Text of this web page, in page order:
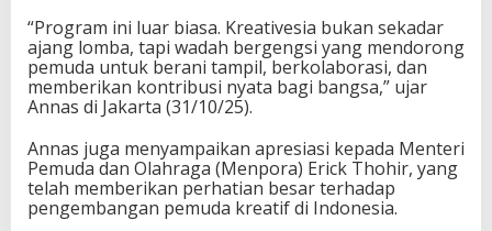
P
e
m
u
d
a
K
r
e
a
t
“Program ini luar biasa. Kreativesia bukan sekadar
ajang lomba, tapi wadah bergengsi yang mendorong
pemuda untuk berani tampil, berkolaborasi, dan
memberikan kontribusi nyata bagi bangsa,” ujar
Annas di Jakarta (31/10/25).
Annas juga menyampaikan apresiasi kepada Menteri
Pemuda dan Olahraga (Menpora) Erick Thohir, yang
telah memberikan perhatian besar terhadap
pengembangan pemuda kreatif di Indonesia.